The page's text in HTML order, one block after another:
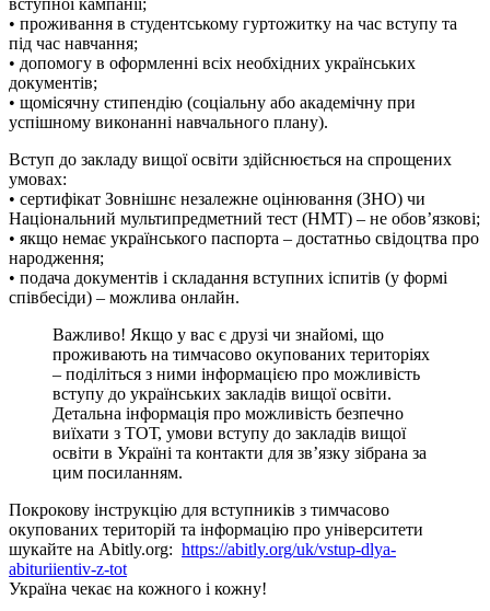
• проживання в студентському гуртожитку на час вступу та
під час навчання;
• допомогу в оформленні всіх необхідних українських
документів;
• щомісячну стипендію (соціальну або академічну при
успішному виконанні навчального плану).
Вступ до закладу вищої освіти здійснюється на спрощених
умовах:
• сертифікат Зовнішнє незалежне оцінювання (ЗНО) чи
Національний мультипредметний тест (НМТ) – не обовʼязкові;
• якщо немає українського паспорта – достатньо свідоцтва про
народження;
• подача документів і складання вступних іспитів (у формі
співбесіди) – можлива онлайн.
Важливо! Якщо у вас є друзі чи знайомі, що
проживають на тимчасово окупованих територіях
– поділіться з ними інформацією про можливість
вступу до українських закладів вищої освіти.
Детальна інформація про можливість безпечно
виїхати з ТОТ, умови вступу до закладів вищої
освіти в Україні та контакти для звʼязку зібрана за
цим посиланням.
Покрокову інструкцію для вступників з тимчасово
окупованих територій та інформацію про університети
шукайте на Abitly.org: https://abitly.org/uk/vstup-dlya-
abituriientiv-z-tot
Україна чекає на кожного і кожну!